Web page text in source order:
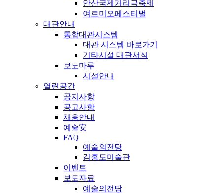
안산국제거리극축제
여르미오페스티벌
대관안내
통합대관시스템
대관 시스템 바로가기
기타시설 대관서식
보노마루
시설안내
열린공간
공지사항
공고사항
채용안내
예술安
FAQ
예술의전당
김홍도미술관
이벤트
보도자료
예술의전당